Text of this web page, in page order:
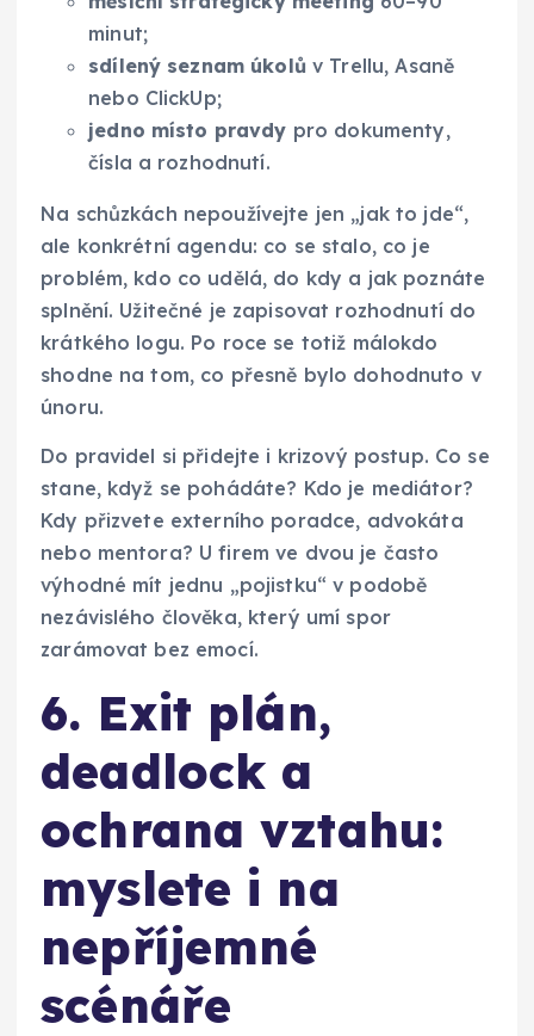
minut;
sdílený seznam úkolů v Trellu, Asaně
nebo ClickUp;
jedno místo pravdy pro dokumenty,
čísla a rozhodnutí.
Na schůzkách nepoužívejte jen „jak to jde“,
ale konkrétní agendu: co se stalo, co je
problém, kdo co udělá, do kdy a jak poznáte
splnění. Užitečné je zapisovat rozhodnutí do
krátkého logu. Po roce se totiž málokdo
shodne na tom, co přesně bylo dohodnuto v
únoru.
Do pravidel si přidejte i krizový postup. Co se
stane, když se pohádáte? Kdo je mediátor?
Kdy přizvete externího poradce, advokáta
nebo mentora? U firem ve dvou je často
výhodné mít jednu „pojistku“ v podobě
nezávislého člověka, který umí spor
zarámovat bez emocí.
6. Exit plán,
deadlock a
ochrana vztahu:
myslete i na
nepříjemné
scénáře